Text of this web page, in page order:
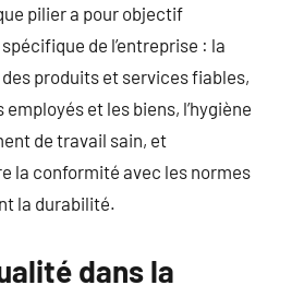
pilier a pour objectif
de l’entreprise : la
produits et services fiables,
et les biens, l’hygiène
de travail sain, et
la conformité avec les normes
la durabilité.
dans la